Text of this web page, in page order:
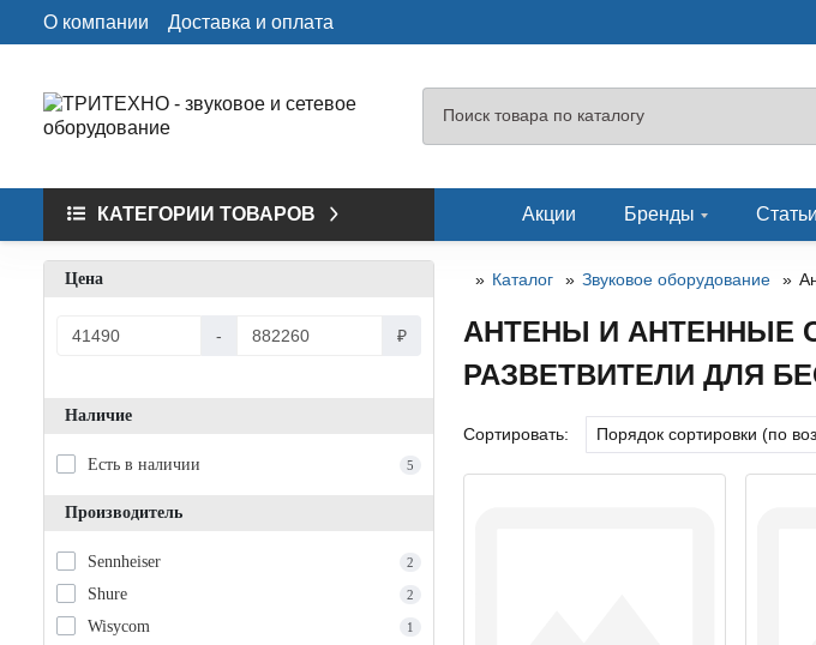
О компании Доставка и оплата
КАТЕГОРИИ ТОВАРОВ Акции Бренды Статьи
Цена
- ₽
Наличие
Есть в наличии 5
Производитель
Sennheiser 2
Shure 2
Wisycom 1
Каталог Звуковое оборудование
АНТЕНЫ И АНТЕННЫЕ
РАЗВЕТВИТЕЛИ ДЛЯ
Сортировать: